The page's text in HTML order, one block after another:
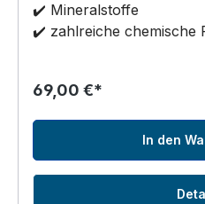
✔️ Mineralstoffe
✔️ zahlreiche chemische
69,00 €*
In den